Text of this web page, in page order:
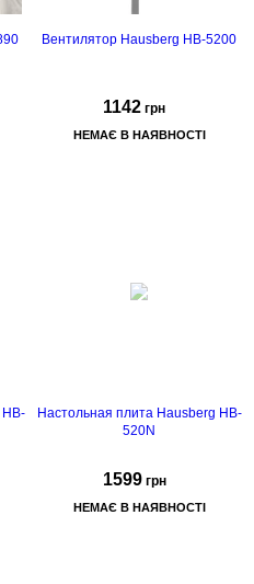
Вентилятор Hausberg HB-5200
1142 грн
НЕМАЄ В НАЯВНОСТІ
Настольная плита Hausberg HB-
520N
1599 грн
НЕМАЄ В НАЯВНОСТІ